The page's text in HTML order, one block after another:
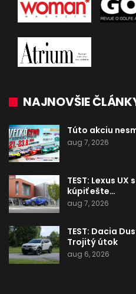
NAJNOVŠIE
Túto akciu
aug 7, 2026
TEST: Lexus
kúpiť ešte…
aug 7, 2026
TEST: Dacia
Trojitý útok
aug 6, 2026